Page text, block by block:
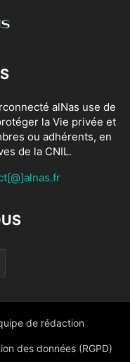
alNas use de
la Vie privée et
ou adhérents, en
de la CNIL.
de rédaction
des données (RGPD)